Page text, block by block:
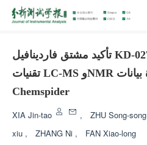
تأكيد مشتق فاردينافيل KD-027 في الأغذية باستخدام
تقنيات LC-MS وNMR مع البحث في قاعدة بيانات
Chemspider
XIA Jin-tao , ZHU Song-song
xiu , ZHANG Ni ,
FAN Xiao-long